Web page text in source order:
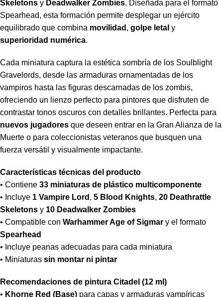
Skeletons y Deadwalker Zombies. Diseñada para el formato
Spearhead, esta formación permite desplegar un ejército
equilibrado que combina movilidad , golpe letal y
superioridad numérica.
Cada miniatura captura la estética sombría de los Soulblight
Gravelords, desde las armaduras ornamentadas de los
vampiros hasta las figuras descarnadas de los zombis,
ofreciendo un lienzo perfecto para pintores que disfruten de
contrastar tonos oscuros con detalles brillantes. Perfecta para
nuevos jugadores que deseen entrar en la Gran Alianza de la
Muerte o para coleccionistas veteranos que busquen una
fuerza versátil y visualmente impactante.
Características técnicas del producto
• Contiene 33 miniaturas de plástico multicomponente
• Incluye 1 Vampire Lord , 5 Blood Knights, 20 Deathrattle
Skeletons y 10 Deadwalker Zombies
• Compatible con Warhammer Age of Sigmar y el formato
Spearhead
• Incluye peanas adecuadas para cada miniatura
• Miniaturas sin montar ni pintar
Recomendaciones de pintura Citadel (12 ml)
• Khorne Red (Base) para capas y armaduras vampíricas